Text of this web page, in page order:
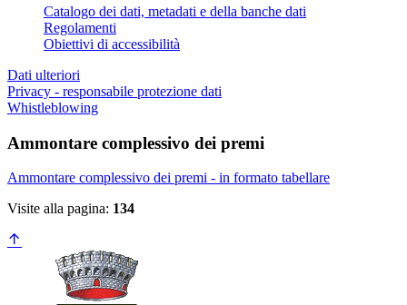
Catalogo dei dati, metadati e della banche dati
Regolamenti
Obiettivi di accessibilità
Dati ulteriori
Privacy - responsabile protezione dati
Whistleblowing
Ammontare complessivo dei premi
Ammontare complessivo dei premi - in formato tabellare
Visite alla pagina: 134